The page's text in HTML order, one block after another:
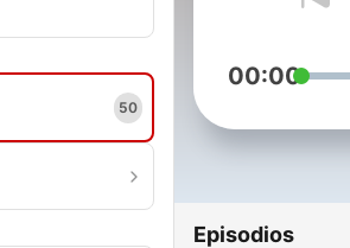
50
00:00
Episodios